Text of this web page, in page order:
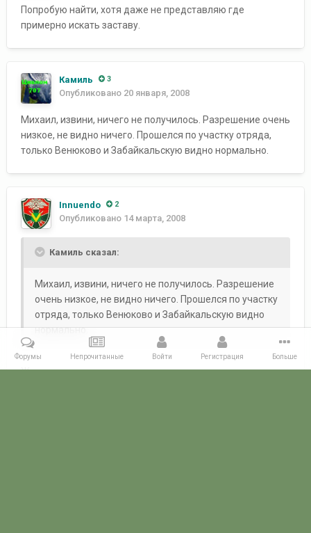
Попробую найти, хотя даже не представляю где
примерно искать заставу.
Камиль 3
Опубликовано 20 января, 2008
Михаил, извини, ничего не получилось. Разрешение очень
низкое, не видно ничего. Прошелся по участку отряда,
только Венюково и Забайкальскую видно нормально.
Innuendo 2
Опубликовано 14 марта, 2008
Камиль сказал:
Михаил, извини, ничего не получилось. Разрешение
очень низкое, не видно ничего. Прошелся по участку
отряда, только Венюково и Забайкальскую видно
нормально.
Жалко ...
Форумы Непрочитанные Войти Регистрация Больше